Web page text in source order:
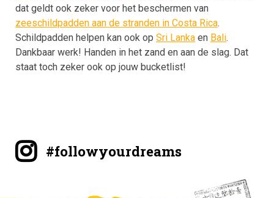
dat geldt ook zeker voor het beschermen van
zeeschildpadden aan de stranden in Costa Rica.
Schildpadden helpen kan ook op Sri Lanka en Bali.
Dankbaar werk! Handen in het zand en aan de slag. Dat
staat toch zeker ook op jouw bucketlist!
#followyourdreams